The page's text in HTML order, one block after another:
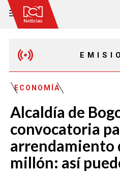
ECONOMÍA
Alcaldía de
convocatoria
arrendamiento
millón: así